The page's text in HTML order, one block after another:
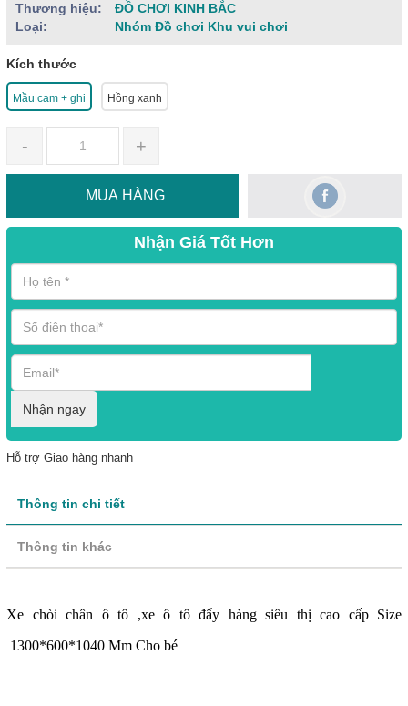
Thương hiệu:
ĐỒ CHƠI KINH BẮC
Loại:
Nhóm Đồ chơi Khu vui chơi
Kích thước
Mầu cam + ghi Hồng xanh
- +
MUA HÀNG
Nhận Giá Tốt Hơn
Nhận ngay
Hỗ trợ Giao hàng nhanh
Thông tin chi tiết
Thông tin khác
Xe chòi chân ô tô ,xe ô tô đẩy hàng siêu thị cao cấp Size
1300*600*1040 Mm Cho bé